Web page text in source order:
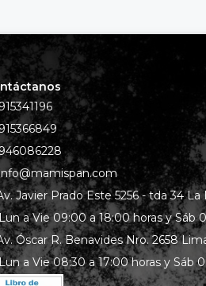
915341196
info@mamispan.com
Javier Prado Este 5256 - tda 34 La
a Vie 09:00 a 18:00 horas y Sáb
Óscar R. Benavides Nro. 2658
a Vie 08:30 a 17:00 horas y Sáb